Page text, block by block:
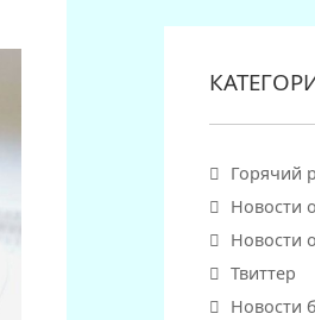
Горячий
Новости
Новости
Твиттер
Новости